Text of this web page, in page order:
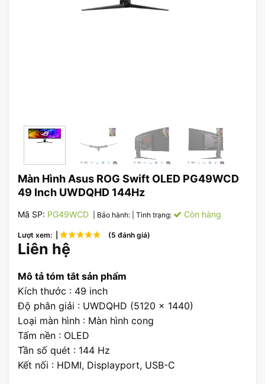
Màn Hình Asus ROG Swift OLED PG49WCD
49 Inch UWDQHD 144Hz
Mã SP: PG49WCD | Bảo hành: | Tình trạng: Còn hàng
Lượt xem: | (5 đánh giá)
Liên hệ
Mô tả tóm tắt sản phẩm
Kích thước : 49 inch
Độ phân giải : UWDQHD (5120 x 1440)
Loại màn hình : Màn hình cong
Tấm nền : OLED
Tần số quét : 144 Hz
Kết nối : HDMI, Displayport, USB-C